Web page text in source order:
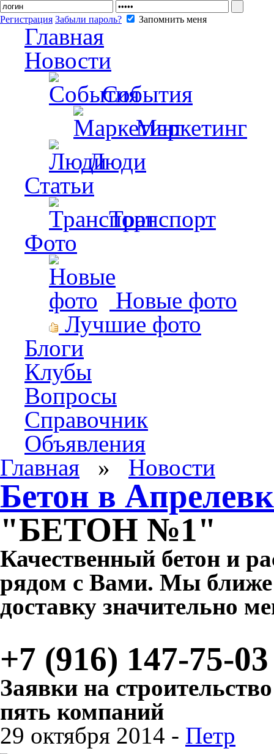
Регистрация Забыли пароль? Запомнить меня
Главная
Новости
События
Маркетинг
Люди
Статьи
Транспорт
Фото
Новые фото
Лучшие фото
Блоги
Клубы
Вопросы
Справочник
Объявления
Главная » Новости
Бетон в
"БЕТОН №1"
Качественный бетон и
рядом с Вами. Мы ближе
доставку значительно
+7 (916) 147-75-03
Заявки на
пять компаний
29 октября 2014 - Петр